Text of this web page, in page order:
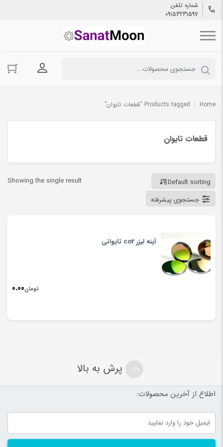
شماره تلفن
09153231597
ورود به
Home
/ Products tagged “قطعات تایوان”
قطعات تایوان
Showing the single result
Default sorting
جستجوی پیشرفته
آینه لیزر co2 تایوانی
تومان0.00
پرش به بالا
اطلاع از آخرین محصولات: